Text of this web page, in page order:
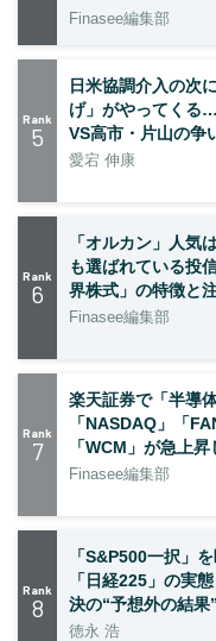
Finasee編集部
Rank
5
日米協調介入の次
げ」がやってくる
VS高市・片山の争
愛宕 伸康
Rank
6
「オルカン」人気
も選ばれている投
界株式」の特徴と
Finasee編集部
Rank
7
楽天証券で「半導
「NASDAQ」「
「WCM」が急上
Finasee編集部
Rank
8
「S&P500一択」
「日経225」の実
決の“予想外の結果”
徳永 浩